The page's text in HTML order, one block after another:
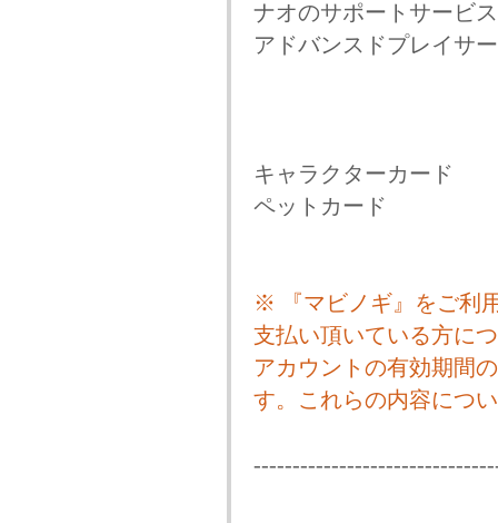
ナオのサポートサ
アドバンスドプレ
キャラクターカ
ペットカー
※ 『マビノギ』をご利
支払い頂いている方に
アカウントの有効期間
す。これらの内容につ